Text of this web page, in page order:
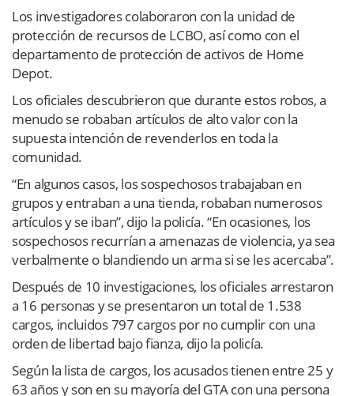
Los investigadores colaboraron con la unidad de
protección de recursos de LCBO, así como con el
departamento de protección de activos de Home
Depot.
Los oficiales descubrieron que durante estos robos, a
menudo se robaban artículos de alto valor con la
supuesta intención de revenderlos en toda la
comunidad.
“En algunos casos, los sospechosos trabajaban en
grupos y entraban a una tienda, robaban numerosos
artículos y se iban”, dijo la policía. “En ocasiones, los
sospechosos recurrían a amenazas de violencia, ya sea
verbalmente o blandiendo un arma si se les acercaba”.
Después de 10 investigaciones, los oficiales arrestaron
a 16 personas y se presentaron un total de 1.538
cargos, incluidos 797 cargos por no cumplir con una
orden de libertad bajo fianza, dijo la policía.
Según la lista de cargos, los acusados ​​tienen entre 25 y
63 años y son en su mayoría del GTA con una persona